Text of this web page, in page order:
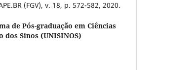
(FGV), v. 18, p. 572-582, 2020.
de Pós-graduação em Ciências
dos Sinos (UNISINOS)